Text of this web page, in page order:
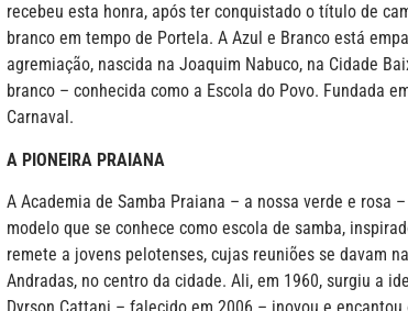
recebeu esta honra, após ter conquistado o título de
branco em tempo de Portela. A Azul e Branco está
agremiação, nascida na Joaquim Nabuco, na Cidade
branco – conhecida como a Escola do Povo. Fundada
Carnaval.
A PIONEIRA PRAIANA
A Academia de Samba Praiana – a nossa verde e rosa
modelo que se conhece como escola de samba,
remete a jovens pelotenses, cujas reuniões se davam
Andradas, no centro da cidade. Ali, em 1960, surgiu a